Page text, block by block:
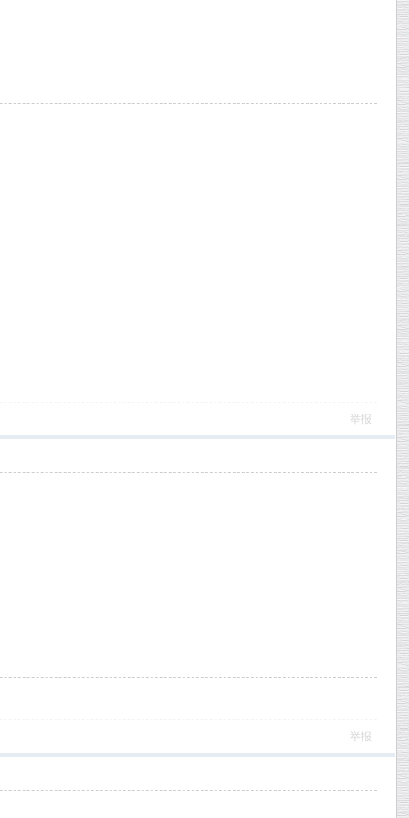
举报
举报